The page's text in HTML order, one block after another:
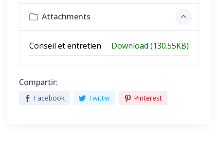
Attachments
Conseil et entretien Download (130.55KB)
Compartir:
Facebook Twitter Pinterest